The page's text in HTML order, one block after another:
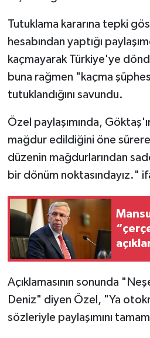
Tutuklama kararına tepki
hesabından yaptığı
kaçmayarak Türkiye'ye
buna rağmen "kaçma
tutuklandığını savundu.
Özel paylaşımında,
mağdur edildiğini öne
düzenin mağdurlarından
bir dönüm noktasındayız."
Açıklamasının sonunda
Deniz" diyen Özel, "Ya
sözleriyle paylaşımını